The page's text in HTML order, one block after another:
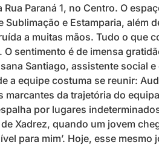
Paraná 1, no Centro. O
Sublimação e Estamparia,
a muitas mãos. Tudo o que
sentimento é de imensa
Santiago, assistente
a equipe costuma se reunir:
marcantes da trajetória do
por lugares
Xadrez, quando um jovem
para mim’. Hoje, esse